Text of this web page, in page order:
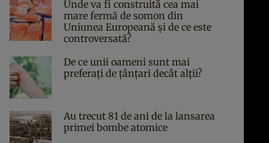
Unde va fi construită cea mai
mare fermă de somon din
Uniunea Europeană și de ce este
controversată?
De ce unii oameni sunt mai
preferați de țânțari decât alții?
Au trecut 81 de ani de la lansarea
primei bombe atomice